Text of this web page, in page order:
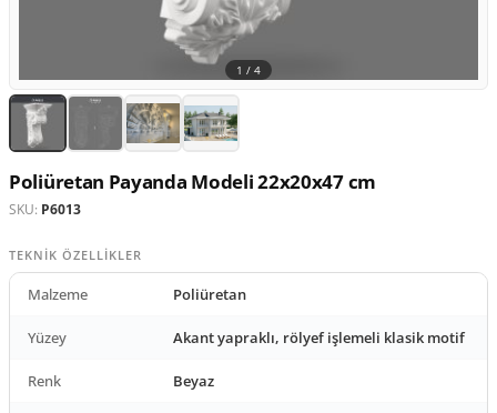
1 / 4
Poliüretan Payanda Modeli 22x20x47 cm
SKU: P6013
TEKNIK ÖZELLIKLER
Malzeme Poliüretan
Yüzey Akant yapraklı, rölyef işlemeli klasik motif
Renk Beyaz